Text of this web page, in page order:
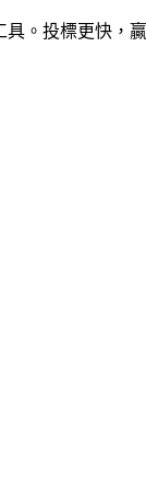
。投標更快，